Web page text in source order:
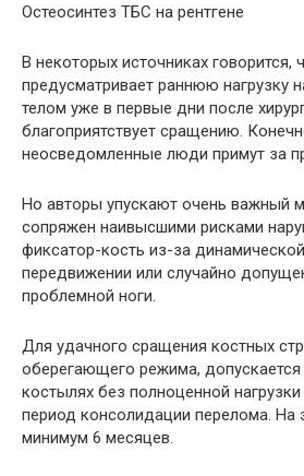
Остеосинтез ТБС на рентгене
В некоторых источниках говорится,
предусматривает раннюю нагрузку
телом уже в первые дни после
благоприятствует сращению.
неосведомленные люди примут за
Но авторы упускают очень важный
сопряжен наивысшими рисками
фиксатор-кость из-за
передвижении или случайно
проблемной ноги.
Для удачного сращения костных
оберегающего режима,
костылях без полноценной
период консолидации перелома. На
минимум 6 месяцев.